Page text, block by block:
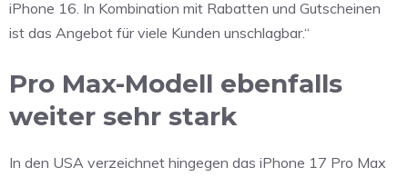
iPhone 16. In Kombination mit Rabatten und Gutscheinen
ist das Angebot für viele Kunden unschlagbar.“
Pro Max-Modell ebenfalls
weiter sehr stark
In den USA verzeichnet hingegen das iPhone 17 Pro Max